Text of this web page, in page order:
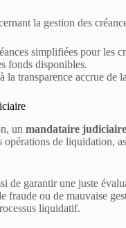
la gestion des
simplifiées pour les
fonds disponibles.
transparence accrue de
un mandataire judiciaire
de liquidation,
de garantir une juste
fraude ou de mauvaise
liquidatif.